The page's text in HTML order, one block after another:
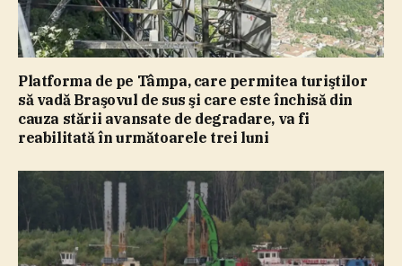
Platforma de pe Tâmpa, care permitea turiştilor
să vadă Braşovul de sus şi care este închisă din
cauza stării avansate de degradare, va fi
reabilitată în următoarele trei luni